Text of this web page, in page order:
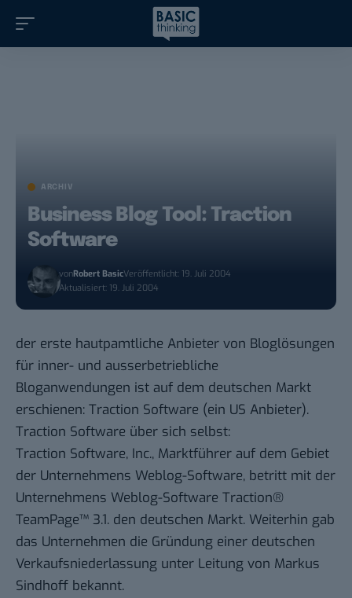
ARCHIV
Business Blog Tool: Traction
Software
vonRobert BasicVeröffentlicht: 19. Juli 2004
Aktualisiert: 19. Juli 2004
der erste hautpamtliche Anbieter von Bloglösungen
für inner- und ausserbetriebliche
Bloganwendungen ist auf dem deutschen Markt
erschienen: Traction Software (ein US Anbieter).
Traction Software über sich selbst:
Traction Software, Inc., Marktführer auf dem Gebiet
der Unternehmens Weblog-Software, betritt mit der
Unternehmens Weblog-Software Traction®
TeamPage™ 3.1. den deutschen Markt. Weiterhin gab
das Unternehmen die Gründung einer deutschen
Verkaufsniederlassung unter Leitung von Markus
Sindhoff bekannt.